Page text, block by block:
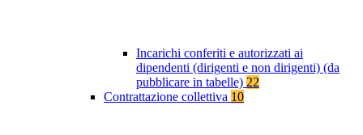
Incarichi conferiti e autorizzati ai
dipendenti (dirigenti e non dirigenti) (da
pubblicare in tabelle) 22
Contrattazione collettiva 10